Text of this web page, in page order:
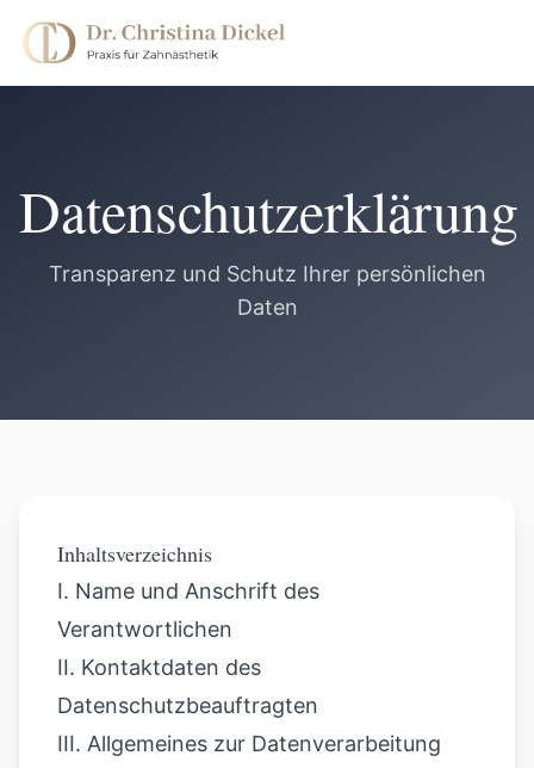
Datenschutzerklärung
Transparenz und Schutz Ihrer persönlichen
Daten
Inhaltsverzeichnis
I. Name und Anschrift des
Verantwortlichen
II. Kontaktdaten des
Datenschutzbeauftragten
III. Allgemeines zur Datenverarbeitung